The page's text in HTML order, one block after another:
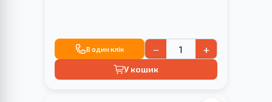
В один клік − +
У кошик